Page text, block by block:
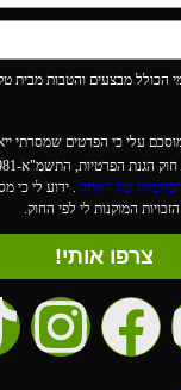
מבצעים והטבות מבית
עלי כי הפרטים שמסרתי
הפרטיות של האתר . ידוע לי כי
המוקנות לי לפי החוק.
צרפו אותי!